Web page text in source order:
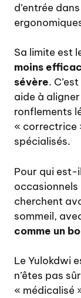
d’entrée
Sa limite est
moins
sévère.
aide à
ronflements
« correctrice
spécialisés.
Pour qui est-
occasionnels
cherchent
sommeil,
comme un
Le Yulokdwi
n’êtes pas
« médicalisé